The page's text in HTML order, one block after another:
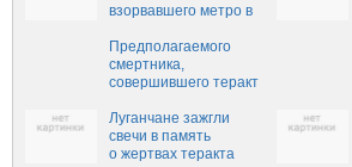
взорвавшего метро в
(+ФОТО)
Предполагаемого
смертника,
совершившего теракт
Луганчане зажгли
свечи в память
о жертвах теракта